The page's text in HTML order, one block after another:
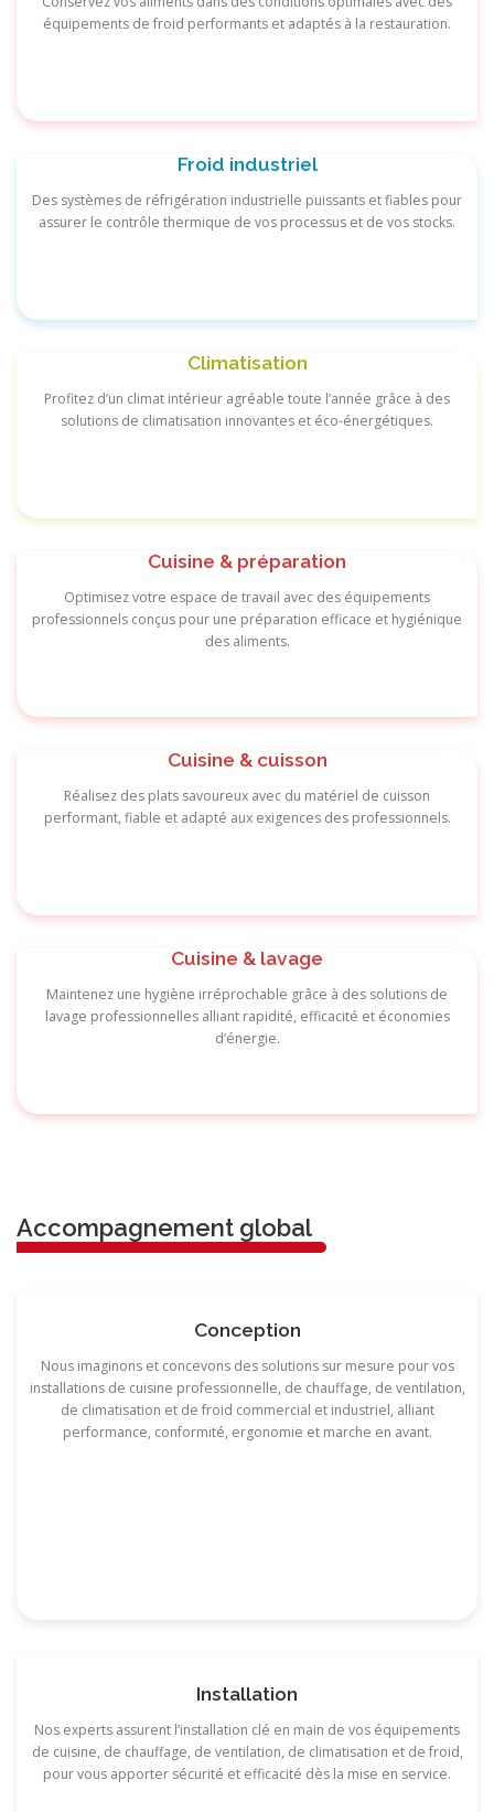
équipements de froid performants et adaptés à la restauration.
Froid industriel
Des systèmes de réfrigération industrielle puissants et fiables pour
assurer le contrôle thermique de vos processus et de vos stocks.
Climatisation
Profitez d’un climat intérieur agréable toute l’année grâce à des
solutions de climatisation innovantes et éco-énergétiques.
Cuisine & préparation
Optimisez votre espace de travail avec des équipements
professionnels conçus pour une préparation efficace et hygiénique
des aliments.
Cuisine & cuisson
Réalisez des plats savoureux avec du matériel de cuisson
performant, fiable et adapté aux exigences des professionnels.
Cuisine & lavage
Maintenez une hygiène irréprochable grâce à des solutions de
lavage professionnelles alliant rapidité, efficacité et économies
d’énergie.
Accompagnement global
Conception
Nous imaginons et concevons des solutions sur mesure pour vos
installations de cuisine professionnelle, de chauffage, de ventilation,
de climatisation et de froid commercial et industriel, alliant
performance, conformité, ergonomie et marche en avant.
Installation
Nos experts assurent l’installation clé en main de vos équipements
de cuisine, de chauffage, de ventilation, de climatisation et de froid,
pour vous apporter sécurité et efficacité dès la mise en service.